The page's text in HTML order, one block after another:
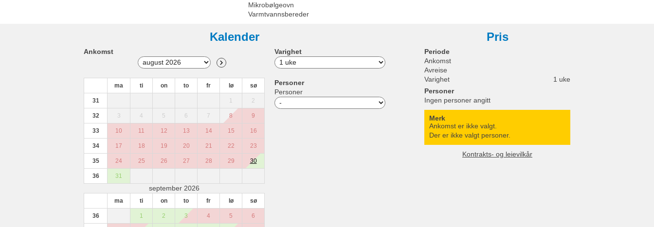
Mikrobølgeovn
Varmtvannsbereder
Kalender
Ankomst
ma ti on to fr lø sø
31 1 2
32 3 4 5 6 7 8 9
33 10 11 12 13 14 15 16
34 17 18 19 20 21 22 23
35 24 25 26 27 28 29 30
36 31
september 2026
ma ti on to fr lø sø
36 1 2 3 4 5 6
Varighet
Personer
Personer
Pris
Periode
Ankomst
Avreise
Varighet
1 uke
Personer
Ingen personer angitt
Merk
Ankomst er ikke valgt.
Der er ikke valgt personer.
Kontrakts- og leievilkår